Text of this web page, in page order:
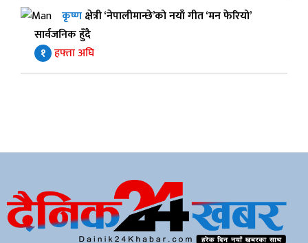
कृष्णक्षेत्री ‘नेपालीमान्छे’को नयाँ गीत ‘मन फेरियो’
सार्वजनिक हुँदै
१ हफ्ता अघि